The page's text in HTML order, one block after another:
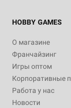
HOBBY GAMES
О магазине
Франчайзинг
Игры оптом
Корпоративные
Работа у нас
Новости